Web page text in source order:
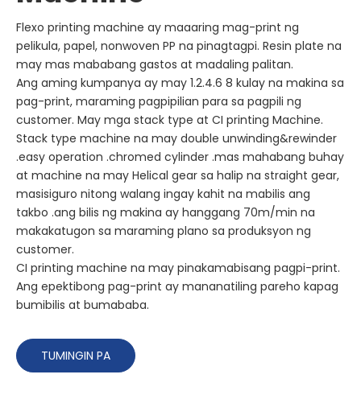
Flexo printing machine ay maaaring mag-print ng
pelikula, papel, nonwoven PP na pinagtagpi. Resin plate na
may mas mababang gastos at madaling palitan.
Ang aming kumpanya ay may 1.2.4.6 8 kulay na makina sa
pag-print, maraming pagpipilian para sa pagpili ng
customer. May mga stack type at CI printing Machine.
Stack type machine na may double unwinding&rewinder
.easy operation .chromed cylinder .mas mahabang buhay
at machine na may Helical gear sa halip na straight gear,
masisiguro nitong walang ingay kahit na mabilis ang
takbo .ang bilis ng makina ay hanggang 70m/min na
makakatugon sa maraming plano sa produksyon ng
customer.
CI printing machine na may pinakamabisang pagpi-print.
Ang epektibong pag-print ay mananatiling pareho kapag
bumibilis at bumababa.
TUMINGIN PA